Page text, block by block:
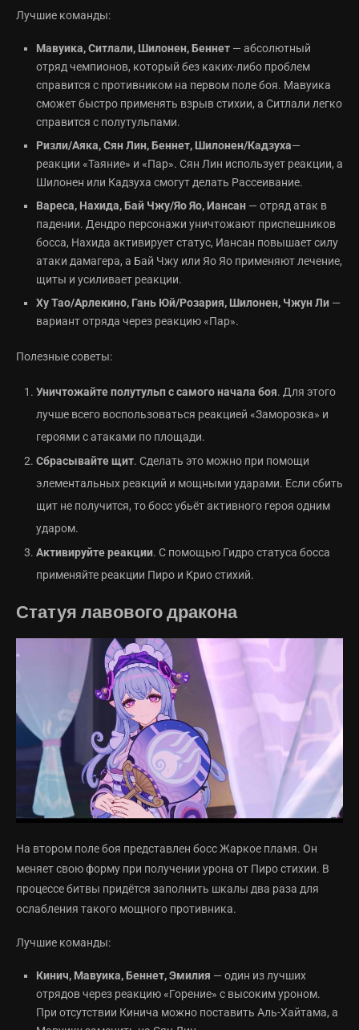
Лучшие команды:
Мавуика, Ситлали, Шилонен, Беннет — абсолютный
отряд чемпионов, который без каких-либо проблем
справится с противником на первом поле боя. Мавуика
сможет быстро применять взрыв стихии, а Ситлали легко
справится с полутульпами.
Ризли/Аяка, Сян Лин, Беннет, Шилонен/Кадзуха—
реакции «Таяние» и «Пар». Сян Лин использует реакции, а
Шилонен или Кадзуха смогут делать Рассеивание.
Вареса, Нахида, Бай Чжу/Яо Яо, Иансан — отряд атак в
падении. Дендро персонажи уничтожают приспешников
босса, Нахида активирует статус, Иансан повышает силу
атаки дамагера, а Бай Чжу или Яо Яо применяют лечение,
щиты и усиливает реакции.
Ху Тао/Арлекино, Гань Юй/Розария, Шилонен, Чжун Ли —
вариант отряда через реакцию «Пар».
Полезные советы:
Уничтожайте полутульп с самого начала боя. Для этого
лучше всего воспользоваться реакцией «Заморозка» и
героями с атаками по площади.
Сбрасывайте щит. Сделать это можно при помощи
элементальных реакций и мощными ударами. Если сбить
щит не получится, то босс убьёт активного героя одним
ударом.
Активируйте реакции. С помощью Гидро статуса босса
применяйте реакции Пиро и Крио стихий.
Статуя лавового дракона
На втором поле боя представлен босс Жаркое пламя. Он
меняет свою форму при получении урона от Пиро стихии. В
процессе битвы придётся заполнить шкалы два раза для
ослабления такого мощного противника.
Лучшие команды:
Кинич, Мавуика, Беннет, Эмилия — один из лучших
отрядов через реакцию «Горение» с высоким уроном.
При отсутствии Кинича можно поставить Аль-Хайтама, а